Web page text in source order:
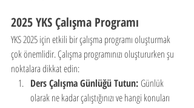
2025 YKS Çalışma Programı
YKS 2025 için etkili bir çalışma programı oluşturmak
çok önemlidir. Çalışma programınızı oluştururken şu
noktalara dikkat edin:
Ders Çalışma Günlüğü Tutun: Günlük
olarak ne kadar çalıştığınızı ve hangi konuları